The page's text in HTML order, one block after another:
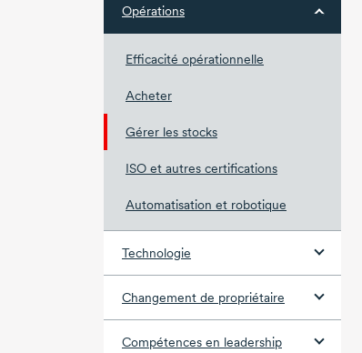
Opérations
Efficacité opérationnelle
Acheter
Gérer les stocks
ISO et autres certifications
Automatisation et robotique
Technologie
Changement de propriétaire
Compétences en leadership